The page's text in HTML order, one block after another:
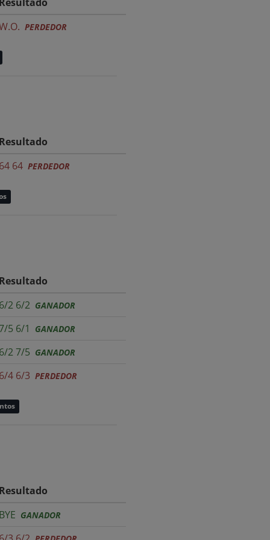
PERDEDOR
Resultado
64 64 PERDEDOR
Resultado
6/2 6/2 GANADOR
5 6/1 GANADOR
6/2 7/5 GANADOR
6/4 6/3 PERDEDOR
Resultado
BYE GANADOR